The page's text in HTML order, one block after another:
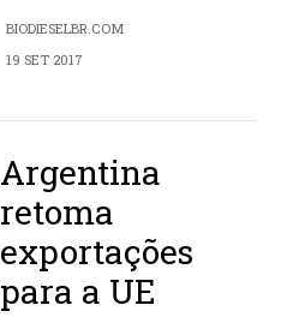
BIODIESELBR.COM
19 SET 2017
Argentina
retoma
exportações
para a UE